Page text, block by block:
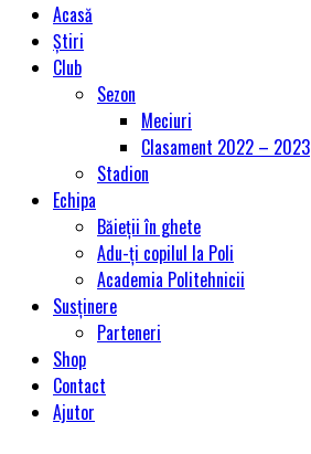
Acasă
Știri
Club
Sezon
Meciuri
Clasament 2022 – 2023
Stadion
Echipa
Băieții în ghete
Adu-ți copilul la Poli
Academia Politehnicii
Susținere
Parteneri
Shop
Contact
Ajutor